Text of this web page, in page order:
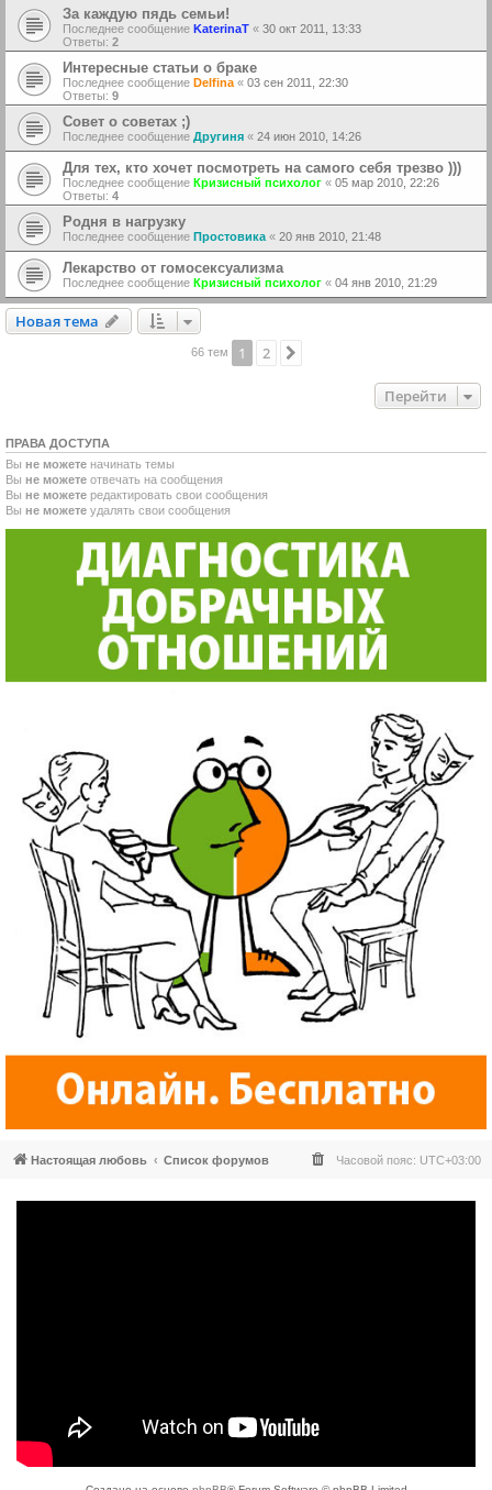
За каждую пядь семьи!
Последнее сообщение KaterinaT « 30 окт 2011, 13:33
Ответы: 2
Интересные статьи о браке
Последнее сообщение Delfina « 03 сен 2011, 22:30
Ответы: 9
Совет о советах ;)
Последнее сообщение Другиня « 24 июн 2010, 14:26
Для тех, кто хочет посмотреть на самого себя трезво )))
Последнее сообщение Кризисный психолог « 05 мар 2010, 22:26
Ответы: 4
Родня в нагрузку
Последнее сообщение Простовика « 20 янв 2010, 21:48
Лекарство от гомосексуализма
Последнее сообщение Кризисный психолог « 04 янв 2010, 21:29
Новая тема
Новаятема
66 тем 1 2
Перейти
ПРАВА ДОСТУПА
Вы не можете начинать темы
Вы не можете отвечать на сообщения
Вы не можете редактировать свои сообщения
Вы не можете удалять свои сообщения
Настоящая любовь Список форумов Часовой пояс: UTC+03:00